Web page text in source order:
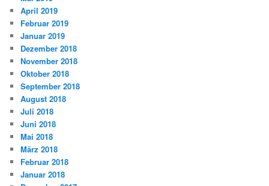
April 2019
Februar 2019
Januar 2019
Dezember 2018
November 2018
Oktober 2018
September 2018
August 2018
Juli 2018
Juni 2018
Mai 2018
März 2018
Februar 2018
Januar 2018